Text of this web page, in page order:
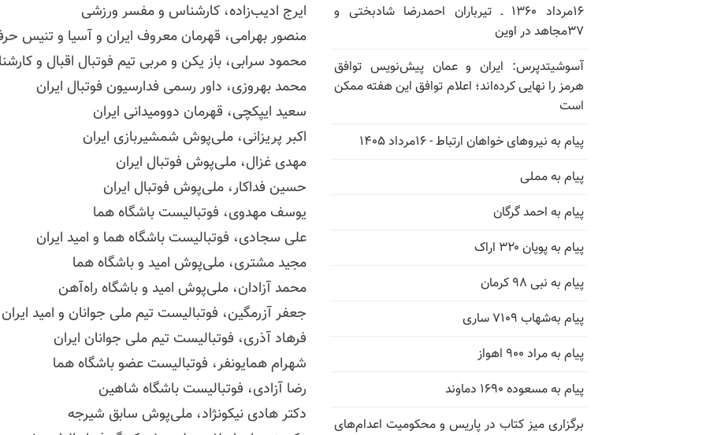
ایرج ادیب‌زاده، کارشناس و مفسر ورزشی
منصور بهرامی، قهرمان معروف ایران و آسیا و تنیس
محمود سرابی، باز یکن و مربی تیم فوتبال اقبال و
محمد بهروزی، داور رسمی فدارسیون فوتبال ایران
سعید ایپکچی، قهرمان دوومیدانی ایران
اکبر پریزانی، ملی‌پوش شمشیربازی ایران
مهدی غزال، ملی‌پوش فوتبال ایران
حسین فداکار، ملی‌پوش فوتبال ایران
یوسف مهدوی، فوتبالیست باشگاه هما
علی سجادی، فوتبالیست باشگاه هما و امید ایران
مجید مشتری، ملی‌پوش امید و باشگاه هما
محمد آزادان، ملی‌پوش امید و باشگاه راه‌آهن
جعفر آزرمگین، فوتبالیست تیم ملی جوانان و امید ایران
فرهاد آذری، فوتبالیست تیم ملی جوانان ایران
شهرام همایونفر، فوتبالیست عضو باشگاه هما
رضا آزادی، فوتبالیست باشگاه شاهین
دکتر هادی نیکونژاد، ملی‌پوش سابق شیرجه
۱۶مرداد ۱۳۶۰ ـ تیرباران احمدرضا شادبختی و
۳۷مجاهد در اوین
آسوشیتدپرس: ایران و عمان پیش‌نویس توافق
هرمز را نهایی کرده‌اند؛ اعلام توافق این هفته ممکن
است
پیام به نیروهای خواهان ارتباط - ۱۶مرداد ۱۴۰۵
پیام به مملی
پیام به احمد گرگان
پیام به پویان ۳۲۰ اراک
پیام به نبی ۹۸ کرمان
پیام به‌شهاب ۷۱۰۹ ساری
پیام به مراد ۹۰۰ اهواز
پیام به مسعوده ۱۶۹۰ دماوند
برگزاری میز کتاب در پاریس و محکومیت اعدام‌های